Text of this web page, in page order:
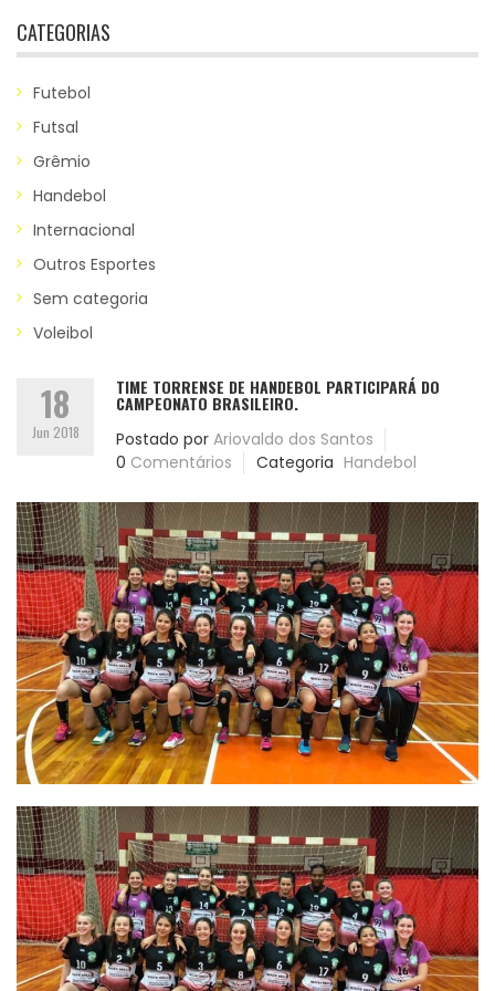
CATEGORIAS
Futebol
Futsal
Grêmio
Handebol
Internacional
Outros Esportes
Sem categoria
Voleibol
18
Jun 2018
TIME TORRENSE DE HANDEBOL PARTICIPARÁ DO
CAMPEONATO BRASILEIRO.
Postado por Ariovaldo dos Santos
0 Comentários Categoria Handebol